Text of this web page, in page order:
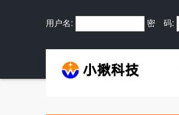
用户名: 密 码: